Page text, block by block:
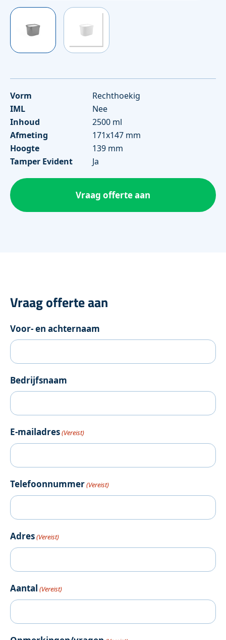
Vorm
Rechthoekig
IML
Nee
Inhoud
2500 ml
Afmeting
171x147 mm
Hoogte
139 mm
Tamper Evident
Ja
Vraag offerte aan
Vraag offerte aan
Voor- en achternaam
Bedrijfsnaam
E-mailadres(Vereist)
Telefoonnummer(Vereist)
Adres(Vereist)
Aantal (Vereist)